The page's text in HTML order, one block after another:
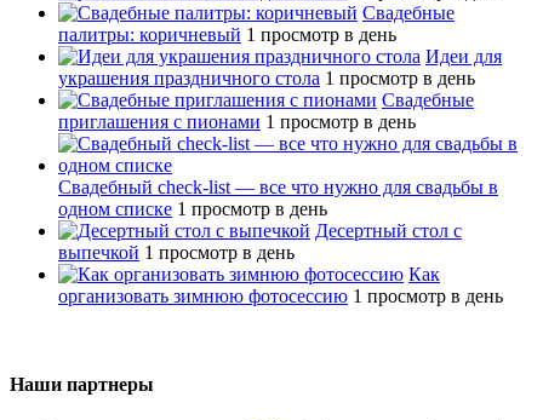
Свадебные
палитры: коричневый 1 просмотр в день
Идеи для
украшения праздничного стола 1 просмотр в день
Свадебные
приглашения с пионами 1 просмотр в день
Свадебный сheck-list — все что нужно для свадьбы в
одном списке 1 просмотр в день
Десертный стол с
выпечкой 1 просмотр в день
Как
организовать зимнюю фотосессию 1 просмотр в день
Наши партнеры